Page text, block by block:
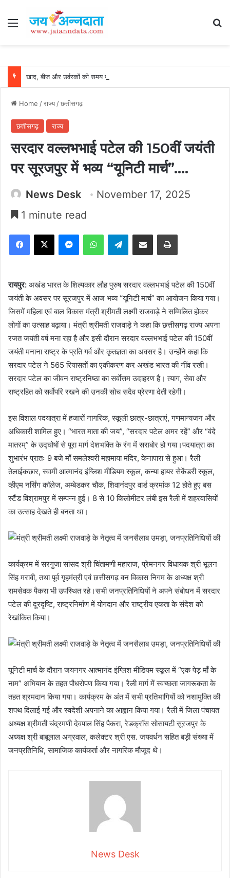
Menu
Home /राज्य/छत्तीसगढ़
छत्तीसगढ़ राज्य
सरदार वल्लभभाई पटेल की 150वीं जयंती
पर सूरजपुर में भव्य “यूनिटी मार्च”….
News Desk
November 17, 2025
1 minute read
Facebook
X MessengerWhatsAppTelegramShare via Email Print
रायपुर: अखंड भारत के शिल्पकार लौह पुरुष सरदार वल्लभभाई पटेल की 150वीं
जयंती के अवसर पर सूरजपुर में आज भव्य “यूनिटी मार्च” का आयोजन किया गया।
जिसमें महिला एवं बाल विकास मंत्री श्रीमती लक्ष्मी राजवाड़े ने सम्मिलित होकर
लोगों का उत्साह बढ़ाया। मंत्री श्रीमती राजवाड़े ने कहा कि छत्तीसगढ़ राज्य अपना
रजत जयंती वर्ष मना रहा है और इसी दौरान सरदार वल्लभभाई पटेल की 150वीं
जयंती मनाना राष्ट्र के प्रति गर्व और कृतज्ञता का अवसर है। उन्होंने कहा कि
सरदार पटेल ने 565 रियासतों का एकीकरण कर अखंड भारत की नींव रखी।
सरदार पटेल का जीवन राष्ट्रनिष्ठा का सर्वाेत्तम उदाहरण है। त्याग, सेवा और
राष्ट्रहित को सर्वाेपरि रखने की उनकी सोच सदैव प्रेरणा देती रहेगी।
इस विशाल पदयात्रा में हजारों नागरिक, स्कूली छात्र-छात्राएं, गणमान्यजन और
अधिकारी शामिल हुए। “भारत माता की जय”, “सरदार पटेल अमर रहें” और “वंदे
मातरम्” के उद्घोषों से पूरा मार्ग देशभक्ति के रंग में सराबोर हो गया।पदयात्रा का
शुभारंभ प्रातः 9 बजे माँ समलेश्वरी महामाया मंदिर, केनापारा से हुआ। रैली
तेलाईकछार, स्वामी आत्मानंद इंग्लिश मीडियम स्कूल, कन्या हायर सेकेंडरी स्कूल,
व्हीएम नर्सिंग कॉलेज, अम्बेडकर चौक, शिवानंदपुर वार्ड क्रमांक 12 होते हुए बस
स्टैंड विश्रामपुर में सम्पन्न हुई। 8 से 10 किलोमीटर लंबी इस रैली में शहरवासियों
का उत्साह देखते ही बनता था।
कार्यक्रम में सरगुजा सांसद श्री चिंतामणी महाराज, प्रेमनगर विधायक श्री भूलन
सिंह मरावी, तथा पूर्व गृहमंत्री एवं छत्तीसगढ़ वन विकास निगम के अध्यक्ष श्री
रामसेवक पैकरा भी उपस्थित रहे।सभी जनप्रतिनिधियों ने अपने संबोधन में सरदार
पटेल की दूरदृष्टि, राष्ट्रनिर्माण में योगदान और राष्ट्रीय एकता के संदेश को
रेखांकित किया।
यूनिटी मार्च के दौरान जयनगर आत्मानंद इंग्लिश मीडियम स्कूल में “एक पेड़ माँ के
नाम” अभियान के तहत पौधरोपण किया गया। रैली मार्ग में स्वच्छता जागरूकता के
तहत श्रमदान किया गया। कार्यक्रम के अंत में सभी प्रतिभागियों को नशामुक्ति की
शपथ दिलाई गई और स्वदेशी अपनाने का आह्वान किया गया। रैली में जिला पंचायत
अध्यक्ष श्रीमती चंद्रमणी देवपाल सिंह पैकरा, रेडक्रॉस सोसायटी सूरजपुर के
अध्यक्ष श्री बाबूलाल अग्रवाल, कलेक्टर श्री एस. जयवर्धन सहित बड़ी संख्या में
जनप्रतिनिधि, सामाजिक कार्यकर्ता और नागरिक मौजूद थे।
News Desk